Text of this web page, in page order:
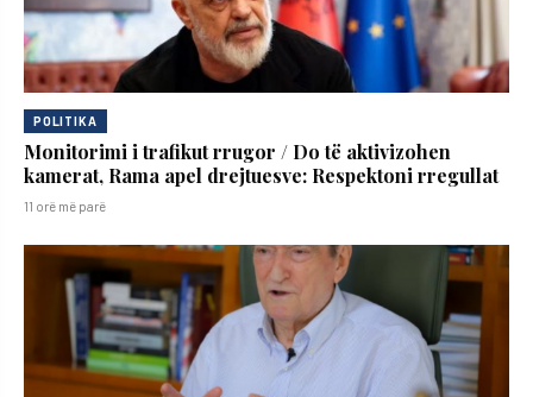
POLITIKA
Monitorimi i trafikut rrugor / Do të aktivizohen
kamerat, Rama apel drejtuesve: Respektoni rregullat
11 orë më parë